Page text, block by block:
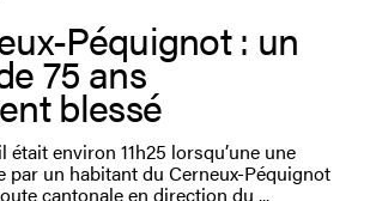
Péquignot : un
75 ans
blessé
était environ 11h25 lorsqu’une une
par un habitant du Cerneux-Péquignot
cantonale en direction du